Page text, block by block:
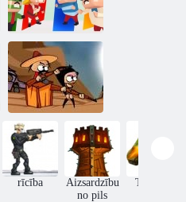
Kovara
Zombiji nespēj
lēkt
rīcība
Aizsardzību
no pils
Tvertnes